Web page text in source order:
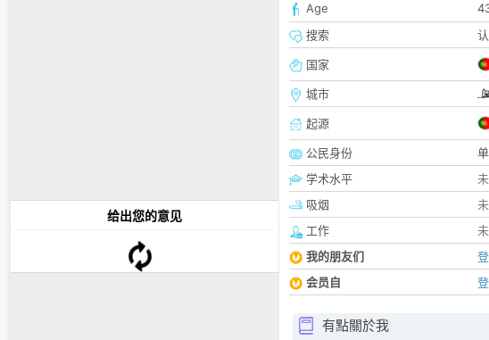
给出您的意见
Age
搜索
国家
城市
起源
公民身份
单
学术水平
吸烟
工作
我的朋友们
会员自
有點關於我